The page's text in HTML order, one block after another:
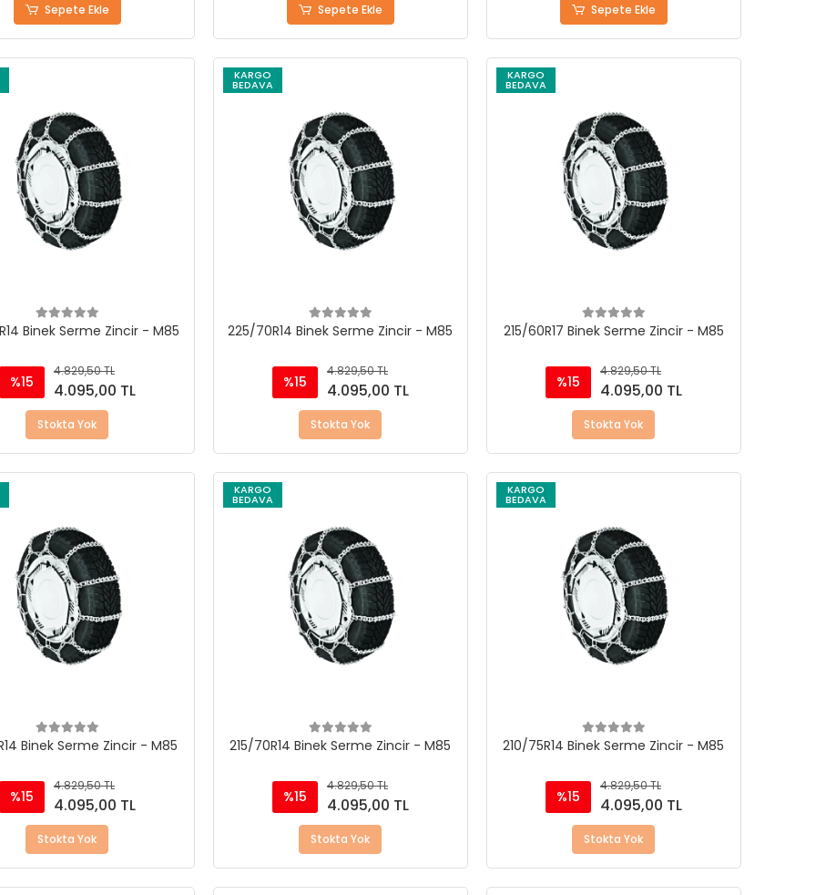
Sepete Ekle Sepete Ekle Sepete Ekle
Binek Serme Zincir - M85
%15
4.829,50 TL
4.095,00 TL
Stokta Yok
KARGO
BEDAVA
225/70R14 Binek Serme Zincir - M85
%15
4.829,50 TL
4.095,00 TL
Stokta Yok
KARGO
BEDAVA
215/60R17 Binek Serme Zincir - M85
%15
4.829,50 TL
4.095,00 TL
Stokta Yok
Binek Serme Zincir - M85
%15
4.829,50 TL
4.095,00 TL
Stokta Yok
KARGO
BEDAVA
215/70R14 Binek Serme Zincir - M85
%15
4.829,50 TL
4.095,00 TL
Stokta Yok
KARGO
BEDAVA
210/75R14 Binek Serme Zincir - M85
%15
4.829,50 TL
4.095,00 TL
Stokta Yok